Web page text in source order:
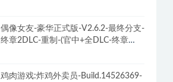
偶像女友-豪华正式版-V2.6.2-最终分支-
终章2DLC-重制-(官中+全DLC-终章
鸡肉游戏:炸鸡外卖员-Build.14526369-